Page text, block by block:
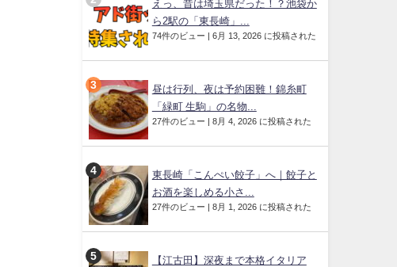
えっ、昔は埼玉県だった！？池袋か
ら2駅の「東長崎」...
74件のビュー | 6月 13, 2026 に投稿された
昼は行列、夜は予約困難！錦糸町
「緑町 生駒」の名物...
27件のビュー | 8月 4, 2026 に投稿された
東長崎「こんぺい餃子」へ｜餃子と
お酒を楽しめる小さ...
27件のビュー | 8月 1, 2026 に投稿された
【江古田】深夜まで本格イタリア